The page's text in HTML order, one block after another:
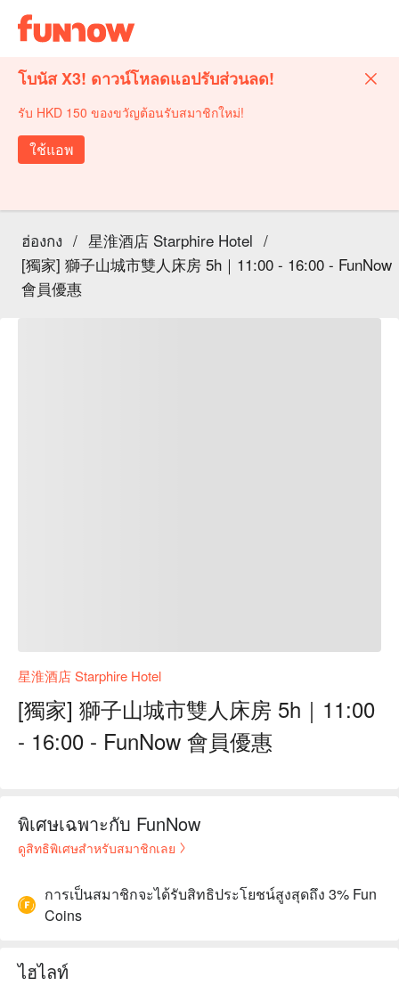
โบนัส X3! ดาวน์โหลดแอปรับส่วนลด!
รับ HKD 150 ของขวัญต้อนรับสมาชิกใหม่!
ใช้แอพ
ฮ่องกง / 星淮酒店 Starphire Hotel /
[獨家] 獅子山城市雙人床房 5h｜11:00 - 16:00 - FunNow
會員優惠
星淮酒店 Starphire Hotel
[獨家] 獅子山城市雙人床房 5h｜11:00
- 16:00 - FunNow 會員優惠
พิเศษเฉพาะกับ FunNow
ดูสิทธิพิเศษสำหรับสมาชิกเลย
การเป็นสมาชิกจะได้รับสิทธิประโยชน์สูงสุดถึง 3% Fun
Coins
ไฮไลท์